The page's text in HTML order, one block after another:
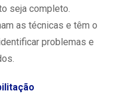
seja completo.
as técnicas e têm o
problemas e